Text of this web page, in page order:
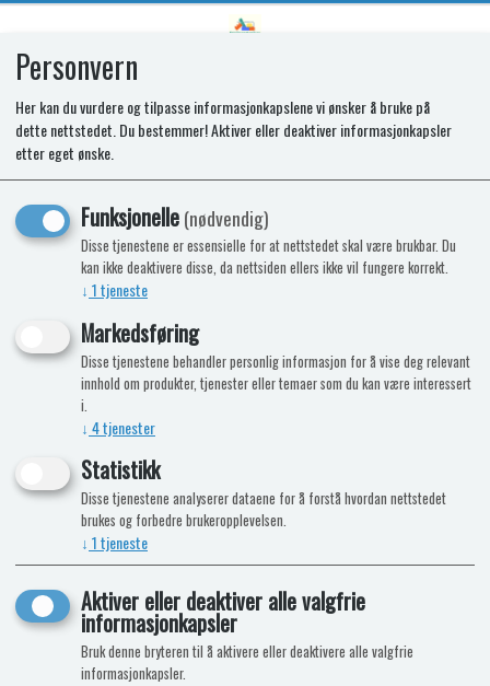
SYLVANIAN LANDSTED MED RØDT
TAK - HEMMELIG LEKEROM PÅ
LOFTET - 5708
Kampanje Nyhet
Personvern
Her kan du vurdere og tilpasse informasjonkapslene vi ønsker å bruke på
dette nettstedet. Du bestemmer! Aktiver eller deaktiver informasjonkapsler
etter eget ønske.
Funksjonelle(nødvendig)
Disse tjenestene er essensielle for at nettstedet skal være brukbar. Du
kan ikke deaktivere disse, da nettsiden ellers ikke vil fungere korrekt.
↓ 1tjeneste
Markedsføring
Disse tjenestene behandler personlig informasjon for å vise deg relevant
innhold om produkter, tjenester eller temaer som du kan være interessert
i.
↓ 4tjenester
Statistikk
Disse tjenestene analyserer dataene for å forstå hvordan nettstedet
brukes og forbedre brukeropplevelsen.
↓ 1tjeneste
Aktiver eller deaktiver alle valgfrie
informasjonkapsler
Bruk denne bryteren til å aktivere eller deaktivere alle valgfrie
informasjonkapsler.